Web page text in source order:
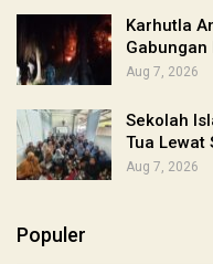
Karhutla
Aug 7, 2026
Sekolah
Tua Lewat
Aug 7, 2026
Populer